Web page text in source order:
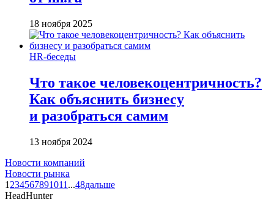
18 ноября 2025
HR-беседы
Что такое человеко­центричность?
Как объяснить бизнесу
и разобраться самим
13 ноября 2024
Новости компаний
Новости рынка
1 234567891011 ...48дальше
HeadHunter